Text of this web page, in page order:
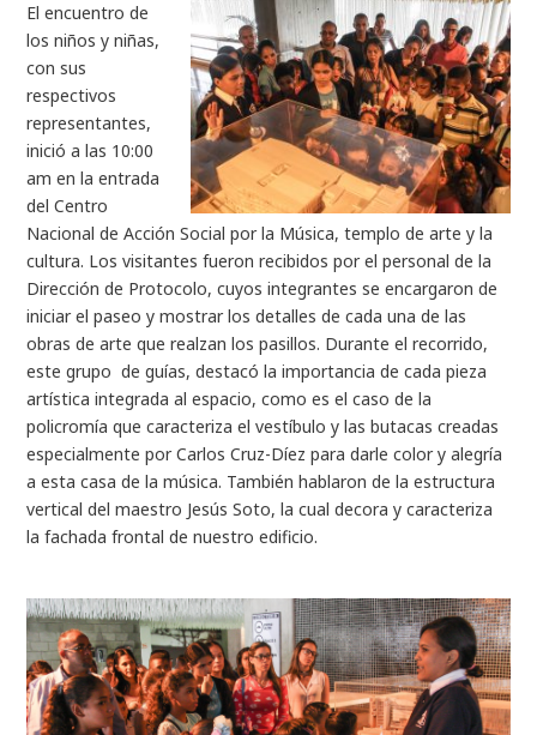
El encuentro de
los niños y niñas,
con sus
respectivos
representantes,
inició a las 10:00
am en la entrada
del Centro
Nacional de Acción Social por la Música, templo de arte y la
cultura. Los visitantes fueron recibidos por el personal de la
Dirección de Protocolo, cuyos integrantes se encargaron de
iniciar el paseo y mostrar los detalles de cada una de las
obras de arte que realzan los pasillos. Durante el recorrido,
este grupo de guías, destacó la importancia de cada pieza
artística integrada al espacio, como es el caso de la
policromía que caracteriza el vestíbulo y las butacas creadas
especialmente por Carlos Cruz-Díez para darle color y alegría
a esta casa de la música. También hablaron de la estructura
vertical del maestro Jesús Soto, la cual decora y caracteriza
la fachada frontal de nuestro edificio.